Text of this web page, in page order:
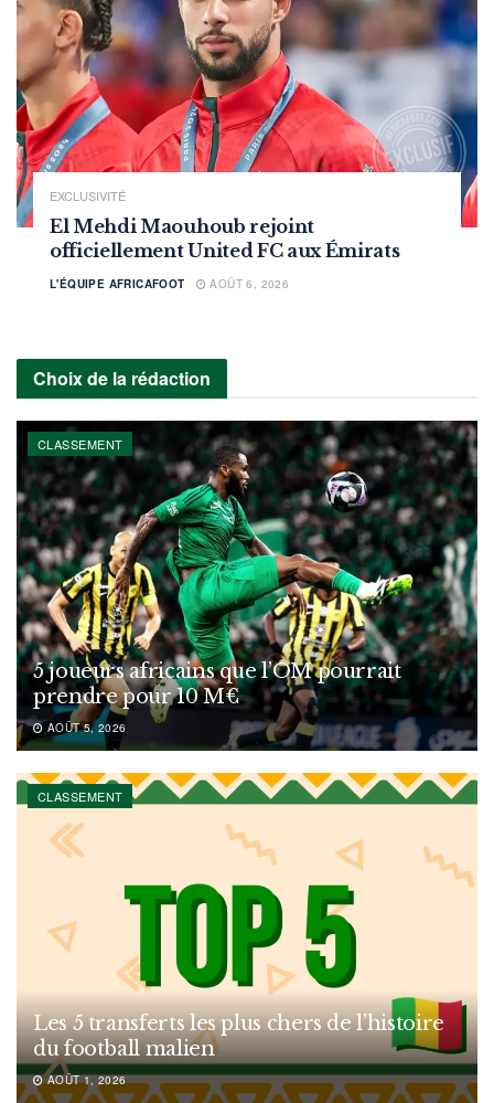
EXCLUSIVITÉ
El Mehdi Maouhoub rejoint
officiellement United FC aux Émirats
L'ÉQUIPE AFRICAFOOT AOÛT 6, 2026
Choix de la rédaction
CLASSEMENT
5 joueurs africains que l’OM pourrait
prendre pour 10 M€
AOÛT 5, 2026
CLASSEMENT
Les 5 transferts les plus chers de l’histoire
du football malien
AOÛT 1, 2026